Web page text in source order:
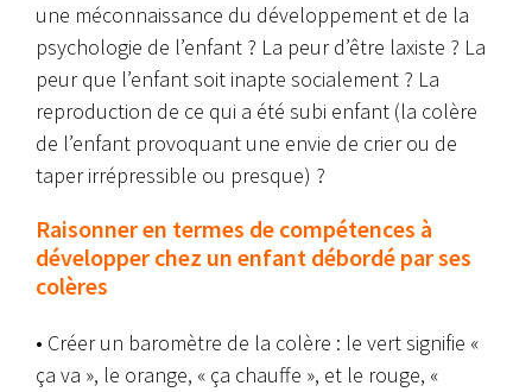
une méconnaissance du développement et de la
psychologie de l’enfant ? La peur d’être laxiste ? La
peur que l’enfant soit inapte socialement ? La
reproduction de ce qui a été subi enfant (la colère
de l’enfant provoquant une envie de crier ou de
taper irrépressible ou presque) ?
Raisonner en termes de compétences à
développer chez un enfant débordé par ses
colères
• Créer un baromètre de la colère : le vert signifie «
ça va », le orange, « ça chauffe », et le rouge, «